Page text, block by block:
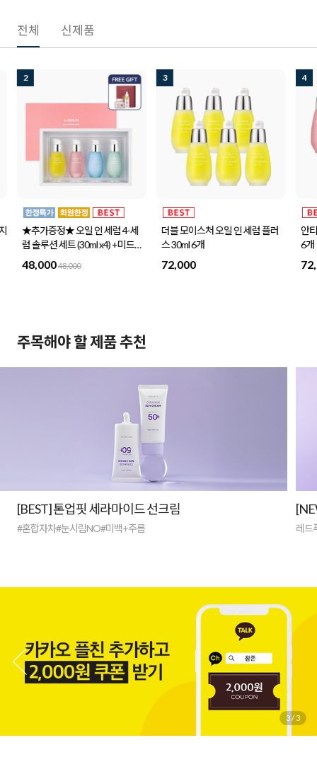
전체 신제품
세
드나
더블 모이스처 오일 인 세럼 플러
스 30ml 6개
72,000
안티 링클 핑크 오일 인 세럼 30ml
6개
72,000
주목해야 할 제품 추천
[BEST] 톤업핏 세라마이드 선크림
#혼합자차#눈시림NO#미백+주름 레드
3/3